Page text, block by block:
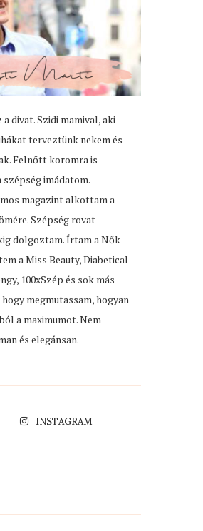
divat. Szidi mamival, aki
terveztünk nekem és
Felnőtt koromra is
szépség imádatom.
magazint alkottam a
Szépség rovat
dolgoztam. Írtam a Nők
a Miss Beauty, Diabetical
100xSzép és sok más
megmutassam, hogyan
a maximumot. Nem
és elegánsan.
INSTAGRAM